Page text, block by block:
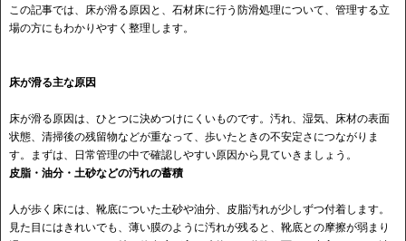
この記事では、床が滑る原因と、石材床に行う防滑処理について、管理する立
場の方にもわかりやすく整理します。
床が滑る主な原因
床が滑る原因は、ひとつに決めつけにくいものです。汚れ、湿気、床材の表面
状態、清掃後の残留物などが重なって、歩いたときの不安定さにつながりま
す。まずは、日常管理の中で確認しやすい原因から見ていきましょう。
皮脂・油分・土砂などの汚れの蓄積
人が歩く床には、靴底についた土砂や油分、皮脂汚れが少しずつ付着します。
見た目にはきれいでも、薄い膜のように汚れが残ると、靴底との摩擦が弱まり